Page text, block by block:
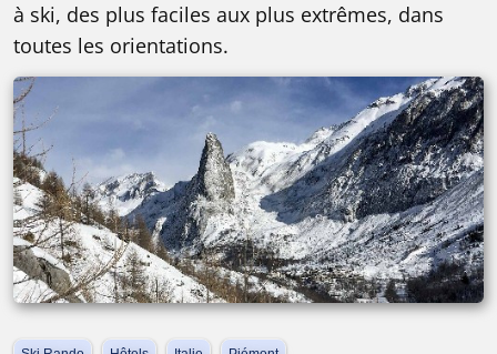
à ski, des plus faciles aux plus extrêmes, dans
toutes les orientations.